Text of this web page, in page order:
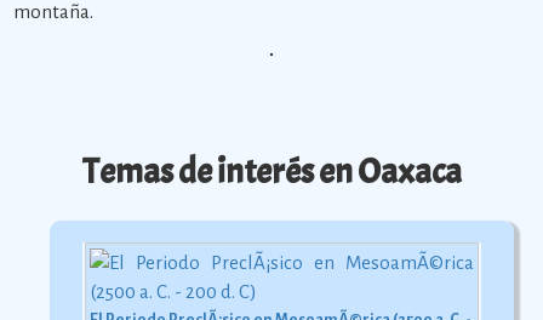
montaña.
Temas de interés en Oaxaca